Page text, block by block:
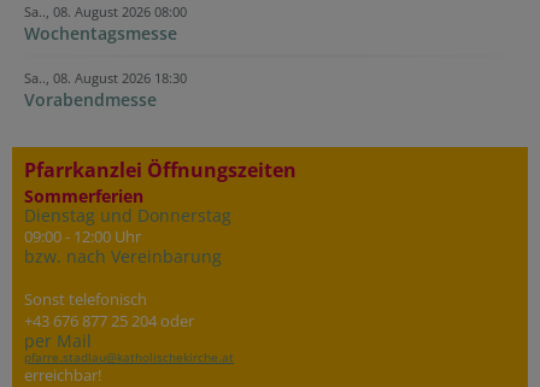
Sa.., 08. August 2026 08:00
Wochentagsmesse
Sa.., 08. August 2026 18:30
Vorabendmesse
Pfarrkanzlei Öffnungszeiten
Sommerferien
Dienstag und Donnerstag
09:00 - 12:00 Uhr
bzw. nach Vereinbarung
Sonst telefonisch
+43 676 877 25 204 oder
per Mail
pfarre.stadlau@katholischekirche.at
erreichbar!